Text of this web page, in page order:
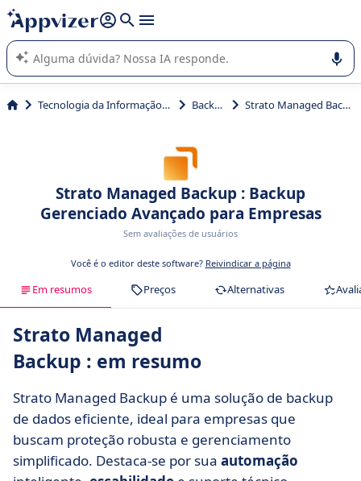
de nossa IA (várias linhas com
A IA do Appvizer o orienta no uso ou na seleção de software
SaaS para sua empresa.
Tecnologia da Informação (TI) Backup Strato Managed Backup
Strato Managed Backup : Backup
Gerenciado Avançado para Empresas
Sem avaliações de usuários
Você é o editor deste software? Reivindicar a página
Em resumos Preços Alternativas
Strato Managed
Backup : em resumo
Strato Managed Backup é uma solução de backup
de dados eficiente, ideal para empresas que
buscam proteção robusta e gerenciamento
simplificado. Destaca-se por sua automação